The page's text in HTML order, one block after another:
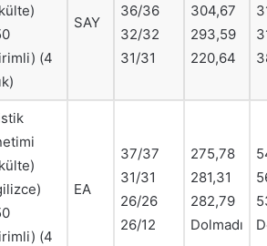
(4
SAY
36/36
32/32
31/31
304,67
293,59
220,64
(4
EA
37/37
31/31
26/26
26/12
275,78
281,31
282,79
Dolmadı